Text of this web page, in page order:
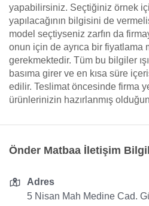
yapabilirsiniz. Seçtiğiniz örnek
yapılacağının bilgisini de
model seçtiyseniz zarfın da
onun için de ayrıca bir fiyatlama
gerekmektedir. Tüm bu bilgiler
basıma girer ve en kısa süre
edilir. Teslimat öncesinde firma
ürünlerinizin hazırlanmış
Önder Matbaa İletişim
Adres
5 Nisan Mah Medine Cad.